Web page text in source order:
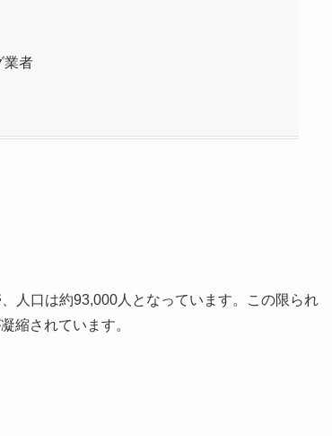
業者
人口は約93,000人となっています。この限られ
縮されています。